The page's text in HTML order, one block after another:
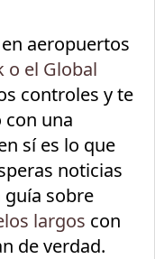
aeropuertos
o el Global
controles y te
con una
sí es lo que
noticias
guía sobre
largos con
de verdad.